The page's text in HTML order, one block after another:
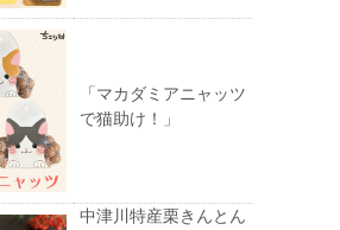
「マカダミアニャッツ
で猫助け！」
中津川特産栗きんとん